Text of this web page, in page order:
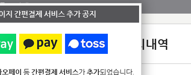
료 안내
1:1 문의내역
지 간편결제 서비스 추가 공지
오페이 등간편결제 서비스가추가되었습니다.